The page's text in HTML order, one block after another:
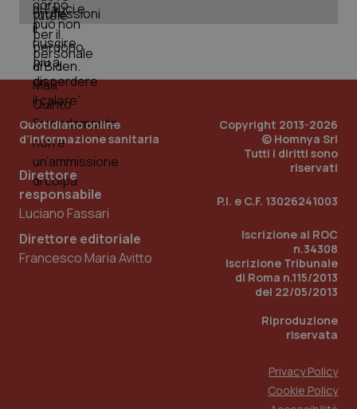
Quotidiano online
d'informazione sanitaria
Direttore
responsabile
Luciano Fassari
Direttore editoriale
Francesco Maria Avitto
Copyright 2013-2026
© Homnya Srl
Tutti i diritti sono
riservati
P.I. e C.F. 13026241003
Iscrizione al ROC
n.34308
Iscrizione Tribunale
di Roma n.115/2013
del 22/05/2013
Riproduzione
riservata
Privacy Policy
Cookie Policy
PHP.net
www.quotidianosanita.it